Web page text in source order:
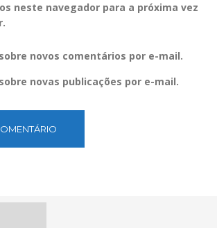
neste navegador para a próxima vez
novos comentários por e-mail.
novas publicações por e-mail.